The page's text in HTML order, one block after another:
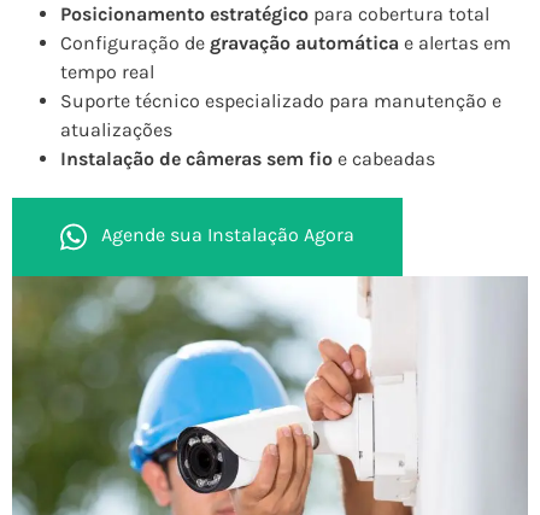
Posicionamento estratégico para cobertura total
Configuração de gravação automática e alertas em
tempo real
Suporte técnico especializado para manutenção e
atualizações
Instalação de câmeras sem fio e cabeadas
Agende sua Instalação Agora